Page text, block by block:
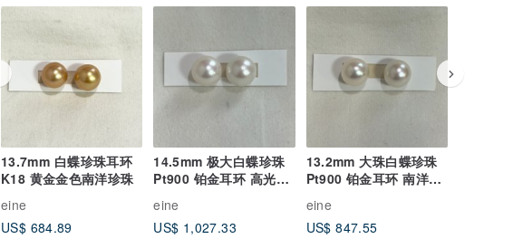
13.7mm 白蝶珍珠耳环
K18 黄金金色南洋珍珠
eine
US$ 684.89
14.5mm 极大白蝶珍珠
Pt900 铂金耳环 高光泽
eine
US$ 1,027.33
13.2mm 大珠白蝶珍珠
Pt900 铂金耳环 南洋珍
eine
US$ 847.55